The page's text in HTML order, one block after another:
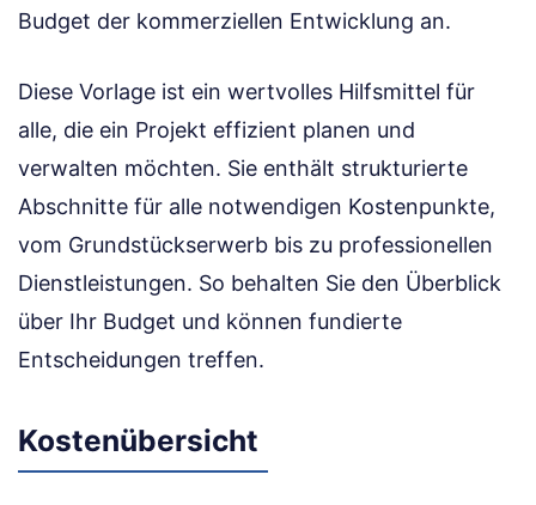
Budget der kommerziellen Entwicklung an.
Diese Vorlage ist ein wertvolles Hilfsmittel für
alle, die ein Projekt effizient planen und
verwalten möchten. Sie enthält strukturierte
Abschnitte für alle notwendigen Kostenpunkte,
vom Grundstückserwerb bis zu professionellen
Dienstleistungen. So behalten Sie den Überblick
über Ihr Budget und können fundierte
Entscheidungen treffen.
Kostenübersicht